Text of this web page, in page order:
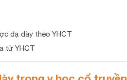
dạ dày theo YHCT
từ YHCT